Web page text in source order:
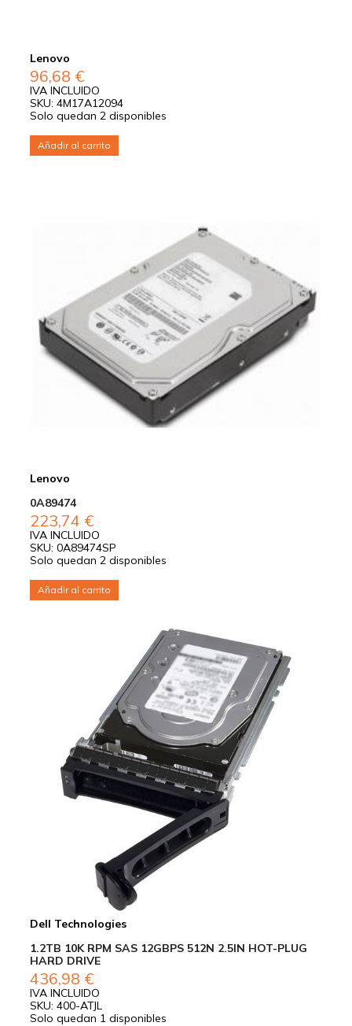
Lenovo
96,68 €
IVA INCLUIDO
SKU: 4M17A12094
Solo quedan 2 disponibles
Añadir al carrito
Lenovo
0A89474
223,74 €
IVA INCLUIDO
SKU: 0A89474SP
Solo quedan 2 disponibles
Añadir al carrito
Dell Technologies
1.2TB 10K RPM SAS 12GBPS 512N 2.5IN HOT-PLUG
HARD DRIVE
436,98 €
IVA INCLUIDO
SKU: 400-ATJL
Solo quedan 1 disponibles